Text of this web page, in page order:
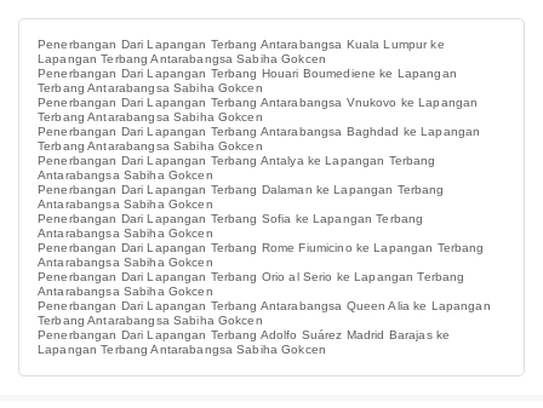
Penerbangan Dari Lapangan Terbang Antarabangsa Kuala Lumpur ke
Lapangan Terbang Antarabangsa Sabiha Gokcen
Penerbangan Dari Lapangan Terbang Houari Boumediene ke Lapangan
Terbang Antarabangsa Sabiha Gokcen
Penerbangan Dari Lapangan Terbang Antarabangsa Vnukovo ke Lapangan
Terbang Antarabangsa Sabiha Gokcen
Penerbangan Dari Lapangan Terbang Antarabangsa Baghdad ke Lapangan
Terbang Antarabangsa Sabiha Gokcen
Penerbangan Dari Lapangan Terbang Antalya ke Lapangan Terbang
Antarabangsa Sabiha Gokcen
Penerbangan Dari Lapangan Terbang Dalaman ke Lapangan Terbang
Antarabangsa Sabiha Gokcen
Penerbangan Dari Lapangan Terbang Sofia ke Lapangan Terbang
Antarabangsa Sabiha Gokcen
Penerbangan Dari Lapangan Terbang Rome Fiumicino ke Lapangan Terbang
Antarabangsa Sabiha Gokcen
Penerbangan Dari Lapangan Terbang Orio al Serio ke Lapangan Terbang
Antarabangsa Sabiha Gokcen
Penerbangan Dari Lapangan Terbang Antarabangsa Queen Alia ke Lapangan
Terbang Antarabangsa Sabiha Gokcen
Penerbangan Dari Lapangan Terbang Adolfo Suárez Madrid Barajas ke
Lapangan Terbang Antarabangsa Sabiha Gokcen